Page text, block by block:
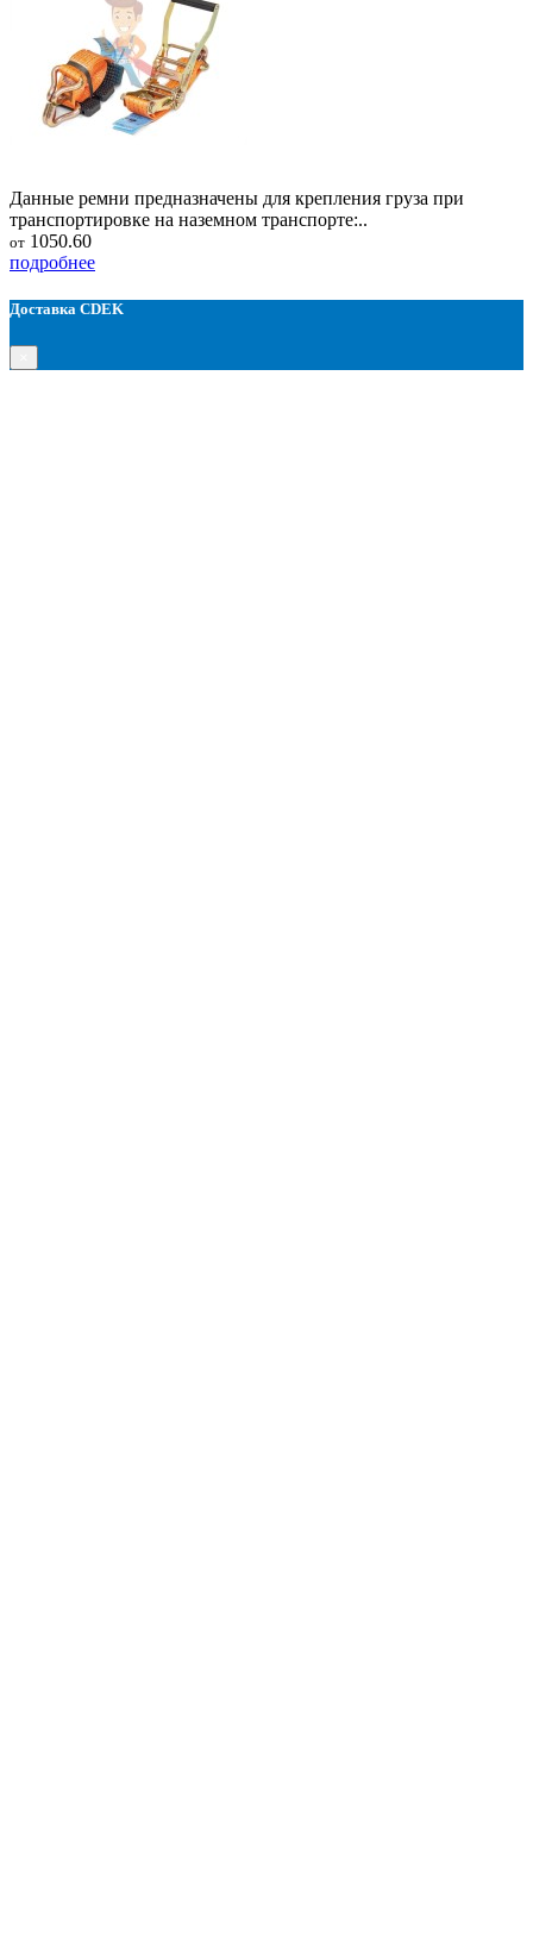
Данные ремни предназначены для крепления груза при
транспортировке на наземном транспорте:..
от 1050.60
подробнее
Доставка CDEK